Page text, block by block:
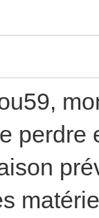
perdre